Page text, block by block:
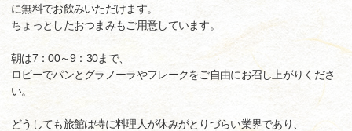
に無料でお飲みいただけます。
ちょっとしたおつまみもご用意しています。
朝は7：00～9：30まで、
ロビーでパンとグラノーラやフレークをご自由にお召し上がりくださ
い。
どうしても旅館は特に料理人が休みがとりづらい業界であり、